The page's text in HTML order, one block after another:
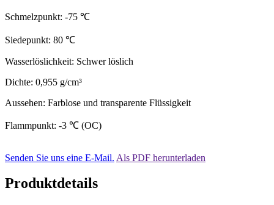
Schmelzpunkt: -75 ℃
Siedepunkt: 80 ℃
Wasserlöslichkeit: Schwer löslich
Dichte: 0,955 g/cm³
Aussehen: Farblose und transparente Flüssigkeit
Flammpunkt: -3 ℃ (OC)
Senden Sie uns eine E-Mail. Als PDF herunterladen
Produktdetails